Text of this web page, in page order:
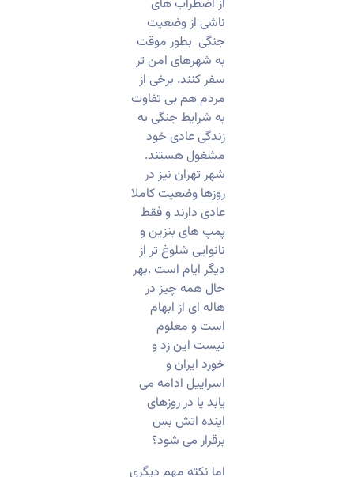
از اضطراب های
ناشی از وضعیت
جنگی بطور موقت
به شهرهای امن تر
سفر کنند. برخی از
مردم هم بی تفاوت
به شرایط جنگی به
زندگی عادی خود
مشغول هستند.
شهر تهران نیز در
روزها وضعیت کاملا
عادی دارند و فقط
پمپ های بنزین و
نانوایی شلوغ تر از
دیگر ایام است .بهر
حال همه چیز در
هاله ای از ابهام
است و معلوم
نیست این زد و
خورد ایران و
اسراییل ادامه می
یابد یا در روزهای
اینده اتش بس
برقرار می شود؟
اما نکته مهم دیگری